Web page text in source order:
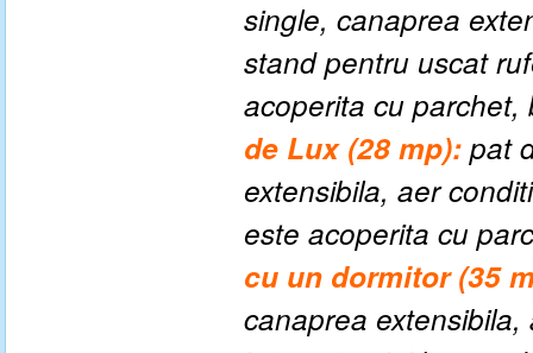
single, canaprea
stand pentru uscat
acoperita cu
de Lux (28 mp): pat
extensibila, aer
este acoperita cu
cu un dormitor (35
canaprea